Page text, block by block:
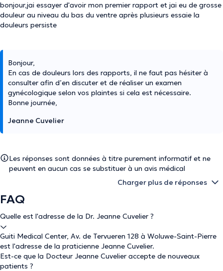
bonjour,jai essayer d'avoir mon premier rapport et jai eu de grosse
douleur au niveau du bas du ventre après plusieurs essaie la
douleurs persiste
Bonjour,
En cas de douleurs lors des rapports, il ne faut pas hésiter à
consulter afin d’en discuter et de réaliser un examen
gynécologique selon vos plaintes si cela est nécessaire.
Bonne journée,
Jeanne Cuvelier
Les réponses sont données à titre purement informatif et ne
peuvent en aucun cas se substituer à un avis médical
Charger plus de réponses
FAQ
Quelle est l'adresse de la Dr. Jeanne Cuvelier ?
Guiti Medical Center, Av. de Tervueren 128 à Woluwe-Saint-Pierre
est l'adresse de la praticienne Jeanne Cuvelier.
Est-ce que la Docteur Jeanne Cuvelier accepte de nouveaux
patients ?